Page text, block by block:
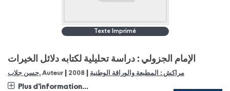
Texte Imprimé
الإمام الجزولي : دراسة تحليلية لكتابه دلائل الخيرات
حسن جلاب, Auteur مراكش : المطبعة والوراقة الوطنية 2008
Plus d'information...